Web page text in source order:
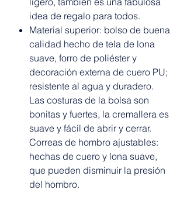
idea de regalo para todos.
Material superior: bolso de buena
calidad hecho de tela de lona
suave, forro de poliéster y
decoración externa de cuero PU;
resistente al agua y duradero.
Las costuras de la bolsa son
bonitas y fuertes, la cremallera es
suave y fácil de abrir y cerrar.
Correas de hombro ajustables:
hechas de cuero y lona suave,
que pueden disminuir la presión
del hombro.